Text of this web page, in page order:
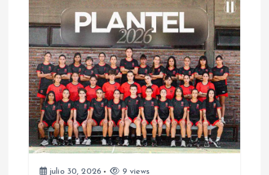
d
a
s
julio 30, 2026 9 views